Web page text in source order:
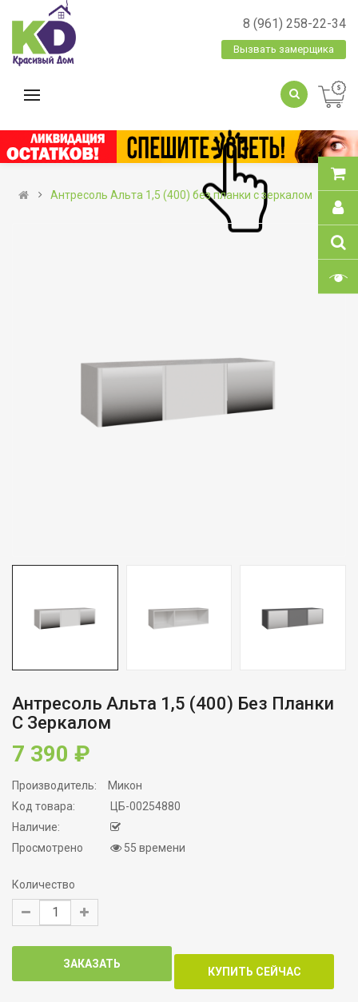
8 (961) 258-22-34
Вызвать замерщика
Антресоль Альта 1,5 (400) без планки с зеркалом
Антресоль Альта 1,5 (400) Без Планки
С Зеркалом
7 390 ₽
Производитель:
Микон
Код товара:
ЦБ-00254880
Наличие:
Просмотрено
55 времени
Количество